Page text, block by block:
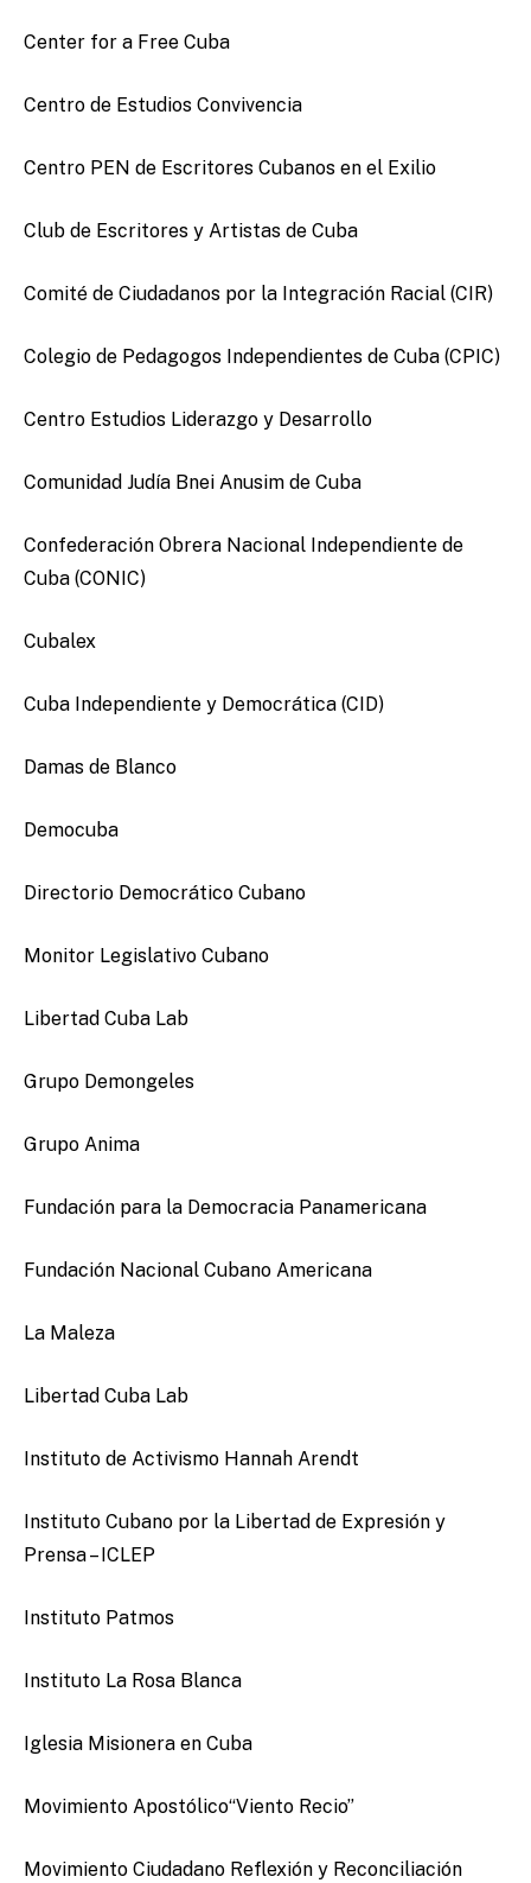
Center for a Free Cuba
Centro de Estudios Convivencia
Centro PEN de Escritores Cubanos en el Exilio
Club de Escritores y Artistas de Cuba
Comité de Ciudadanos por la Integración Racial (CIR)
Colegio de Pedagogos Independientes de Cuba (CPIC)
Centro Estudios Liderazgo y Desarrollo
Comunidad Judía Bnei Anusim de Cuba
Confederación Obrera Nacional Independiente de
Cuba (CONIC)
Cubalex
Cuba Independiente y Democrática (CID)
Damas de Blanco
Democuba
Directorio Democrático Cubano
Monitor Legislativo Cubano
Libertad Cuba Lab
Grupo Demongeles
Grupo Anima
Fundación para la Democracia Panamericana
Fundación Nacional Cubano Americana
La Maleza
Libertad Cuba Lab
Instituto de Activismo Hannah Arendt
Instituto Cubano por la Libertad de Expresión y
Prensa – ICLEP
Instituto Patmos
Instituto La Rosa Blanca
Iglesia Misionera en Cuba
Movimiento Apostólico“Viento Recio”
Movimiento Ciudadano Reflexión y Reconciliación